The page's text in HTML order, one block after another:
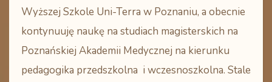
Wyższej Szkole Uni-Terra w Poznaniu, a obecnie
kontynuuję naukę na studiach magisterskich na
Poznańskiej Akademii Medycznej na kierunku
pedagogika przedszkolna i wczesnoszkolna. Stale